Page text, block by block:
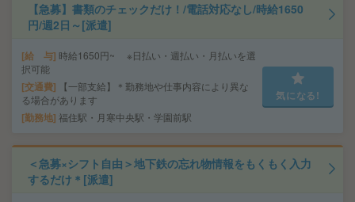
【急募】書類のチェックだけ！/電話対応なし/時給1650
円/週2日～[派遣]
給 与 時給1650円~ ※日払い・週払い・月払いを選
択可能
交通費
【一部支給】＊勤務地や仕事内容により異な
る場合があります
勤務地 福住駅・月寒中央駅・学園前駅
気になる!
＜急募×シフト自由＞地下鉄の忘れ物情報をもくもく入力
するだけ＊[派遣]